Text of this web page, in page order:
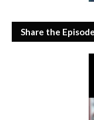
Share the